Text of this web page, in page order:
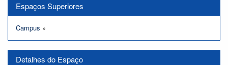
Espaços Superiores
Campus »
Detalhes do Espaço